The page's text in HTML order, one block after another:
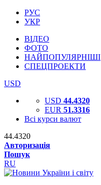
РУС
УКР
ВІДЕО
ФОТО
НАЙПОПУЛЯРНІШІ
СПЕЦПРОЕКТИ
USD
USD 44.4320
EUR 51.3316
Всі курси валют
44.4320
Авторизація
Пошук
RU